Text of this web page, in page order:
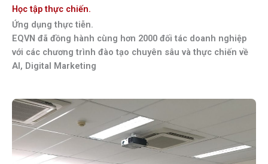
Học tập thực chiến.
Ứng dụng thực tiễn.
EQVN đã đồng hành cùng hơn 2000 đối tác doanh nghiệp
với các chương trình đào tạo chuyên sâu và thực chiến về
AI, Digital Marketing